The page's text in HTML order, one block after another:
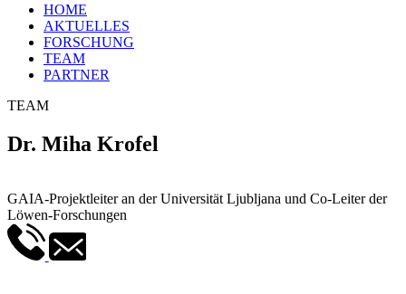
HOME
AKTUELLES
FORSCHUNG
TEAM
PARTNER
TEAM
Dr. Miha Krofel
GAIA-Projektleiter an der Universität Ljubljana und Co-Leiter der
Löwen-Forschungen